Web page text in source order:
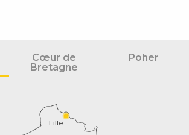
Cœur de
Bretagne
Poher
Lille